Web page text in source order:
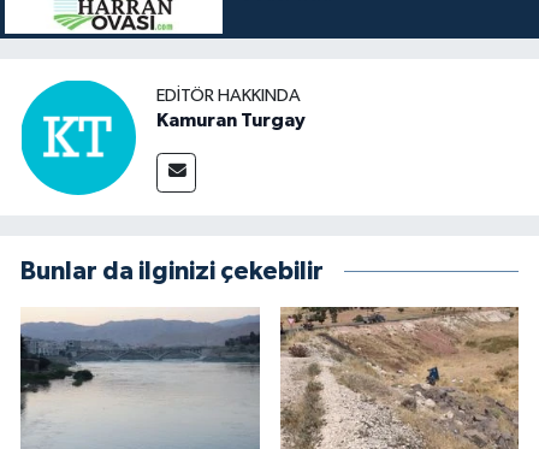
EDITÖR HAKKINDA
Kamuran Turgay
Bunlar da ilginizi çekebilir